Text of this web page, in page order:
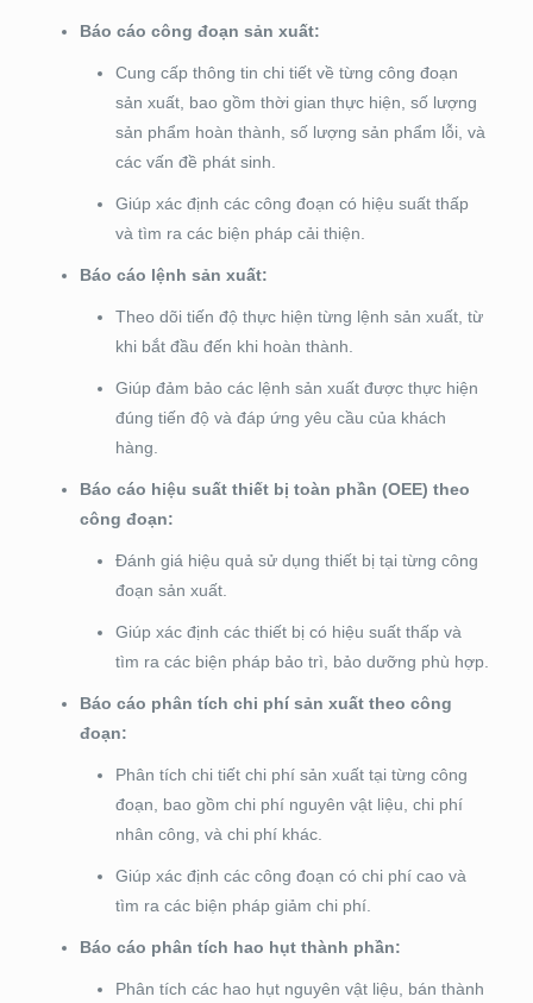
Báo cáo công đoạn sản xuất:
Cung cấp thông tin chi tiết về từng công đoạn
sản xuất, bao gồm thời gian thực hiện, số lượng
sản phẩm hoàn thành, số lượng sản phẩm lỗi, và
các vấn đề phát sinh.
Giúp xác định các công đoạn có hiệu suất thấp
và tìm ra các biện pháp cải thiện.
Báo cáo lệnh sản xuất:
Theo dõi tiến độ thực hiện từng lệnh sản xuất, từ
khi bắt đầu đến khi hoàn thành.
Giúp đảm bảo các lệnh sản xuất được thực hiện
đúng tiến độ và đáp ứng yêu cầu của khách
hàng.
Báo cáo hiệu suất thiết bị toàn phần (OEE) theo
công đoạn:
Đánh giá hiệu quả sử dụng thiết bị tại từng công
đoạn sản xuất.
Giúp xác định các thiết bị có hiệu suất thấp và
tìm ra các biện pháp bảo trì, bảo dưỡng phù hợp.
Báo cáo phân tích chi phí sản xuất theo công
đoạn:
Phân tích chi tiết chi phí sản xuất tại từng công
đoạn, bao gồm chi phí nguyên vật liệu, chi phí
nhân công, và chi phí khác.
Giúp xác định các công đoạn có chi phí cao và
tìm ra các biện pháp giảm chi phí.
Báo cáo phân tích hao hụt thành phần:
Phân tích các hao hụt nguyên vật liệu, bán thành